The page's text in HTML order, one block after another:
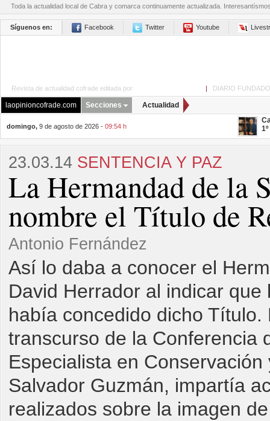
Toda la actualidad local de Cabra y comarca continuamente actualizada.
Síguenos en: Facebook Twitter Youtube
Revista de actualidad cofrade editada por | DIARIO
laopinioncofrade.com Secciones Actualidad
domingo, 9 de agosto de 2026 - 09:54 h
23.03.14 SENTENCIA Y PAZ
La Hermandad de la
nombre el Título de
Antonio Fernández
Así lo daba a conocer el
David Herrador al indicar
había concedido dicho
transcurso de la Conferencia
Especialista en
Salvador Guzmán, impartía
realizados sobre la imagen